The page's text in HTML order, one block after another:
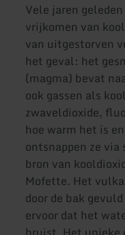
Vele jaren
vrijkomen van
van uitgestorven
het geval: het
(magma) bevat
ook gassen als
zwaveldioxide,
hoe warm het is
ontsnappen ze via
bron van
Mofette. Het
door de bak
ervoor dat het